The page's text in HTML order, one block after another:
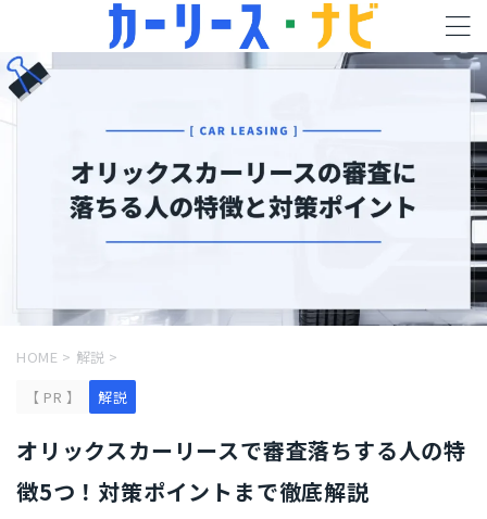
HOME > 解説 >
【 PR 】
解説
オリックスカーリースで審査落ちする人の特
徴5つ！対策ポイントまで徹底解説